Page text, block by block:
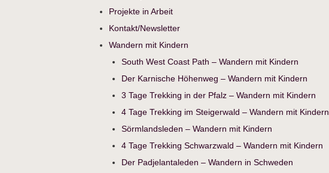
Projekte in Arbeit
Kontakt/Newsletter
Wandern mit Kindern
South West Coast Path – Wandern mit Kindern
Der Karnische Höhenweg – Wandern mit Kindern
3 Tage Trekking in der Pfalz – Wandern mit Kindern
4 Tage Trekking im Steigerwald – Wandern mit Kindern
Sörmlandsleden – Wandern mit Kindern
4 Tage Trekking Schwarzwald – Wandern mit Kindern
Der Padjelantaleden – Wandern in Schweden